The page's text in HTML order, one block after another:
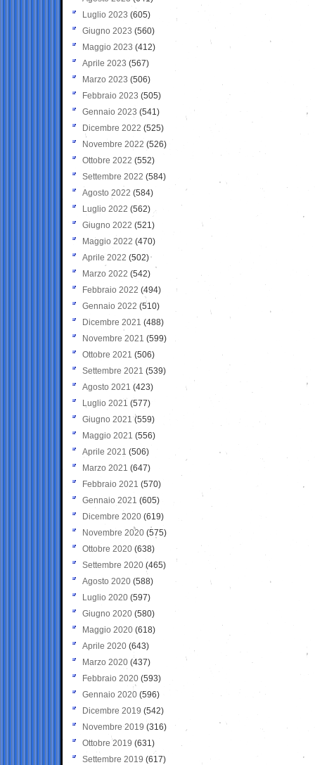
Luglio 2023 (605)
Giugno 2023 (560)
Maggio 2023 (412)
Aprile 2023 (567)
Marzo 2023 (506)
Febbraio 2023 (505)
Gennaio 2023 (541)
Dicembre 2022 (525)
Novembre 2022 (526)
Ottobre 2022 (552)
Settembre 2022 (584)
Agosto 2022 (584)
Luglio 2022 (562)
Giugno 2022 (521)
Maggio 2022 (470)
Aprile 2022 (502)
Marzo 2022 (542)
Febbraio 2022 (494)
Gennaio 2022 (510)
Dicembre 2021 (488)
Novembre 2021 (599)
Ottobre 2021 (506)
Settembre 2021 (539)
Agosto 2021 (423)
Luglio 2021 (577)
Giugno 2021(559)
Maggio 2021 (556)
Aprile 2021 (506)
Marzo 2021 (647)
Febbraio 2021 (570)
Gennaio 2021 (605)
Dicembre 2020 (619)
Novembre 2020 (575)
Ottobre 2020 (638)
Settembre 2020(465)
Agosto 2020 (588)
Luglio 2020 (597)
Giugno 2020 (580)
Maggio 2020 (618)
Aprile 2020 (643)
Marzo 2020 (437)
Febbraio 2020 (593)
Gennaio 2020 (596)
Dicembre 2019 (542)
Novembre 2019 (316)
Ottobre 2019 (631)
Settembre 2019 (617)